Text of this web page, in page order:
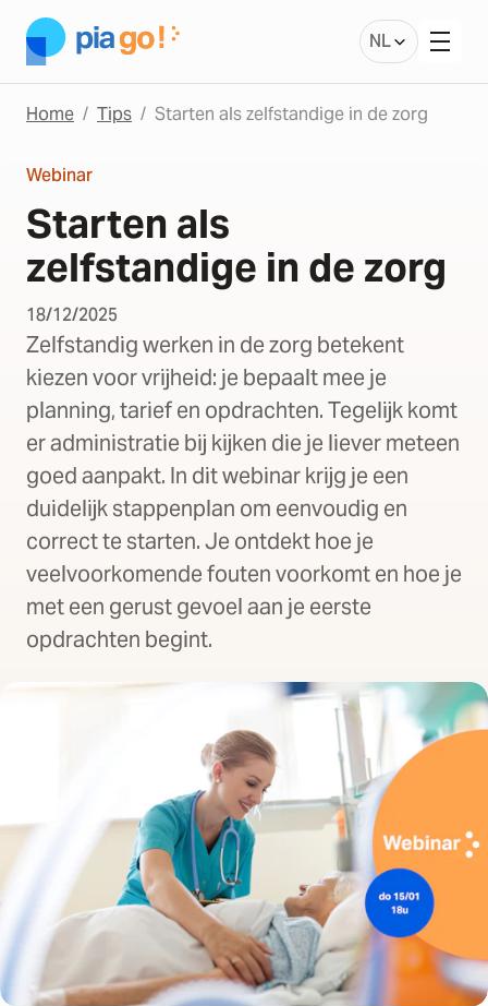
NL
Home Tips Starten als zelfstandige in de zorg
Webinar
Starten als
zelfstandige in de zorg
18/12/2025
Zelfstandig werken in de zorg betekent
kiezen voor vrijheid: je bepaalt mee je
planning, tarief en opdrachten. Tegelijk komt
er administratie bij kijken die je liever meteen
goed aanpakt. In dit webinar krijg je een
duidelijk stappenplan om eenvoudig en
correct te starten. Je ontdekt hoe je
veelvoorkomende fouten voorkomt en hoe je
met een gerust gevoel aan je eerste
opdrachten begint.